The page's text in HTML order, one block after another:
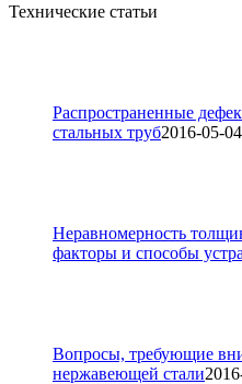
Технические статьи
Распространенные
стальных труб2016-05-04
Неравномерность
факторы и способы
Вопросы, требующие
нержавеющей стали